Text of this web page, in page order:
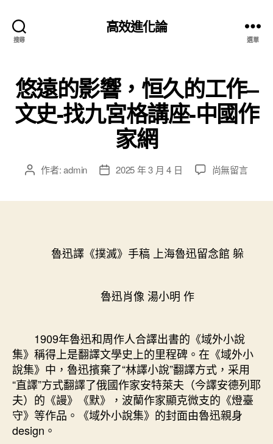
搜尋
高效進化論
選單
悠遠的影響，恒久的工作–
文史-找九宮格講座-中國作
家網
文 作者:admin
文 2025 年 3 月 4 日
在
恒
久
史-
找
九
宮
格
講
座-
尚無留言
魯迅譯《撲滅》手稿 上海魯迅留念館 躲
魯迅肖像 湯小明 作
1909年魯迅和周作人合譯出書的《域外小說
集》稱得上是翻譯文學史上的里程碑。在《域外小
說集》中，魯迅擯棄了“林譯小說”翻譯方式，采用
“直譯”方式翻譯了俄國作家安特萊夫（今譯安德列耶
夫）的《謾》《默》，波蘭作家顯克微支的《燈臺
守》等作品。《域外小說集》的封面由魯迅親身
design。